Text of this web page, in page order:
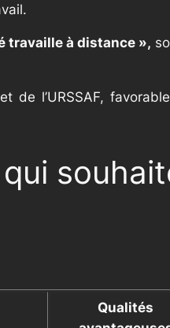
travaille à distance »,
de l’URSSAF,
Qualités